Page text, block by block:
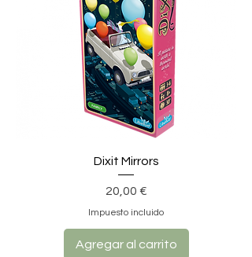
Dixit Mirrors
Precio
20,00 €
Impuesto incluido
Agregar al carrito